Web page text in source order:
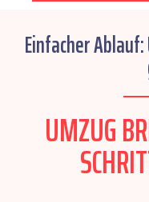
Einfacher
UMZUG